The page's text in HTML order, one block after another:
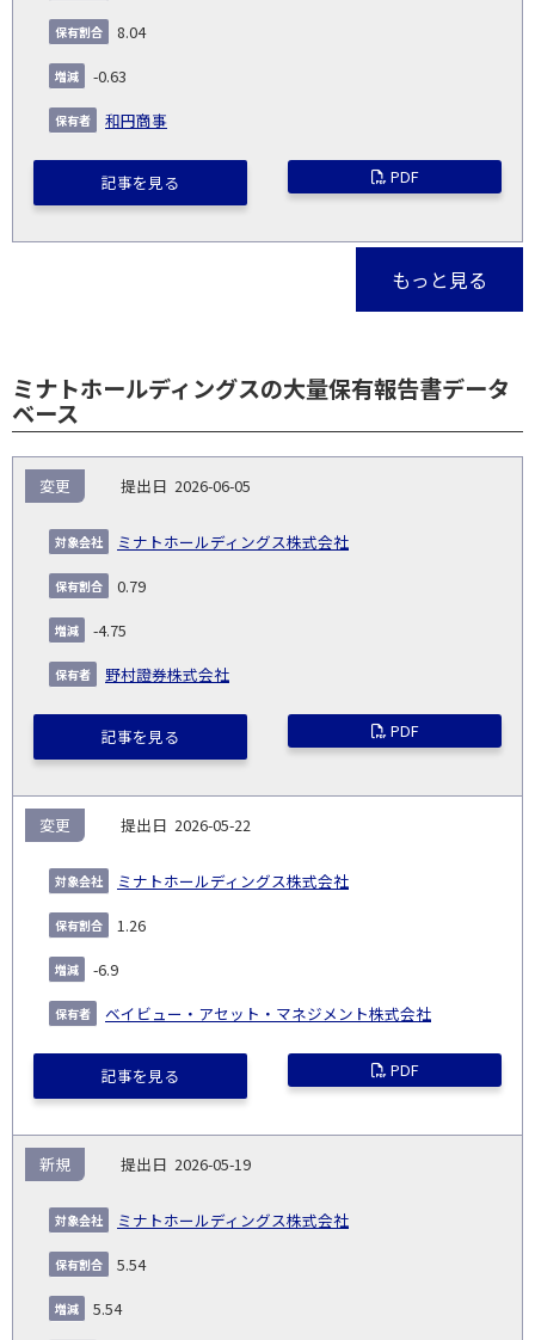
8.04
-0.63
和円商事
記事を見る PDF
もっと見る
ミナトホールディングスの大量保有報告書データ
ベース
NO.
告
義
務
発
生
日
出
コー
象
業
種
割
2026-06-05
ミナトホールディングス株式会社
変更
0.79
-4.75
野村證券株式会社
記事を見る PDF
2026-05-22
ミナトホールディングス株式会社
変更
1.26
-6.9
ベイビュー・アセット・マネジメント株式会社
記事を見る PDF
2026-05-19
ミナトホールディングス株式会社
新規
5.54
5.54